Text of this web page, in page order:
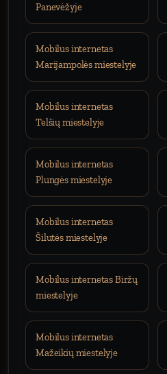
Panevėžyje
Mobilus internetas
Marijampolės miestelyje
Mobilus internetas
Telšių miestelyje
Mobilus internetas
Plungės miestelyje
Mobilus internetas
Šilutės miestelyje
Mobilus internetas Biržų
miestelyje
Mobilus internetas
Mažeikių miestelyje